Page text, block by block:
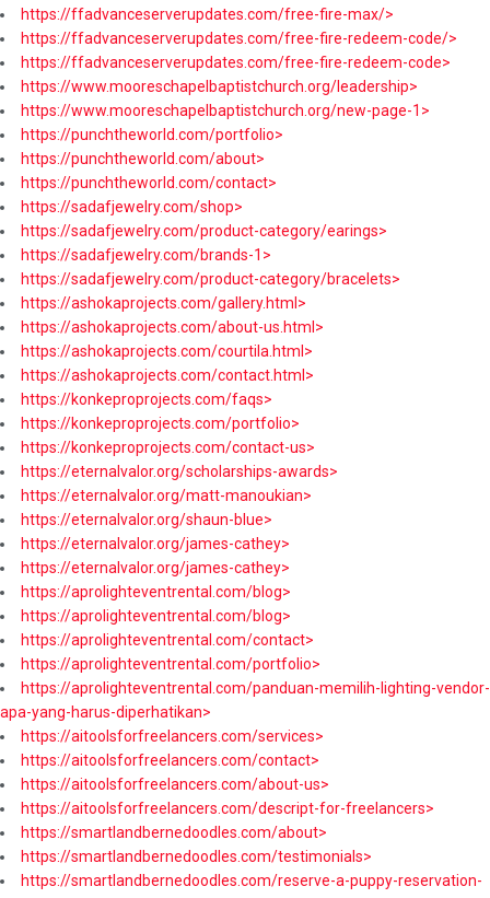
https://ffadvanceserverupdates.com/free-fire-max/>
https://ffadvanceserverupdates.com/free-fire-redeem-code/>
https://ffadvanceserverupdates.com/free-fire-redeem-code>
https://www.mooreschapelbaptistchurch.org/leadership>
https://www.mooreschapelbaptistchurch.org/new-page-1>
https://punchtheworld.com/portfolio>
https://punchtheworld.com/about>
https://punchtheworld.com/contact>
https://sadafjewelry.com/shop>
https://sadafjewelry.com/product-category/earings>
https://sadafjewelry.com/brands-1>
https://sadafjewelry.com/product-category/bracelets>
https://ashokaprojects.com/gallery.html>
https://ashokaprojects.com/about-us.html>
https://ashokaprojects.com/courtila.html>
https://ashokaprojects.com/contact.html>
https://konkeproprojects.com/faqs>
https://konkeproprojects.com/portfolio>
https://konkeproprojects.com/contact-us>
https://eternalvalor.org/scholarships-awards>
https://eternalvalor.org/matt-manoukian>
https://eternalvalor.org/shaun-blue>
https://eternalvalor.org/james-cathey>
https://eternalvalor.org/james-cathey>
https://aprolighteventrental.com/blog>
https://aprolighteventrental.com/blog>
https://aprolighteventrental.com/contact>
https://aprolighteventrental.com/portfolio>
https://aprolighteventrental.com/panduan-memilih-lighting-vendor-
apa-yang-harus-diperhatikan>
https://aitoolsforfreelancers.com/services>
https://aitoolsforfreelancers.com/contact>
https://aitoolsforfreelancers.com/about-us>
https://aitoolsforfreelancers.com/descript-for-freelancers>
https://smartlandbernedoodles.com/about>
https://smartlandbernedoodles.com/testimonials>
https://smartlandbernedoodles.com/reserve-a-puppy-reservation-